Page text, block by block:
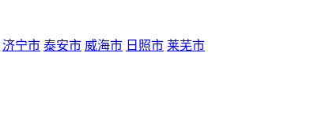
济宁市 泰安市 威海市 日照市 莱芜市